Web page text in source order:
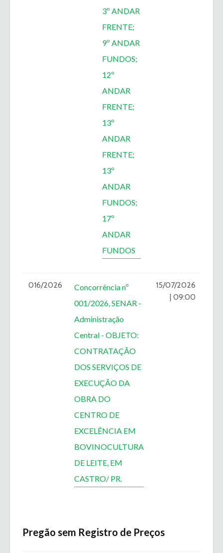
3º ANDAR
FRENTE;
9º ANDAR
FUNDOS;
12º
ANDAR
FRENTE;
13º
ANDAR
FRENTE;
13º
ANDAR
FUNDOS;
17º
ANDAR
FUNDOS
016/2026
Concorrência nº
001/2026, SENAR -
Administração
Central - OBJETO:
CONTRATAÇÃO
DOS SERVIÇOS DE
EXECUÇÃO DA
OBRA DO
CENTRO DE
EXCELÊNCIA EM
BOVINOCULTURA
DE LEITE, EM
CASTRO/ PR.
15/07/2026
| 09:00
Pregão sem Registro de Preços